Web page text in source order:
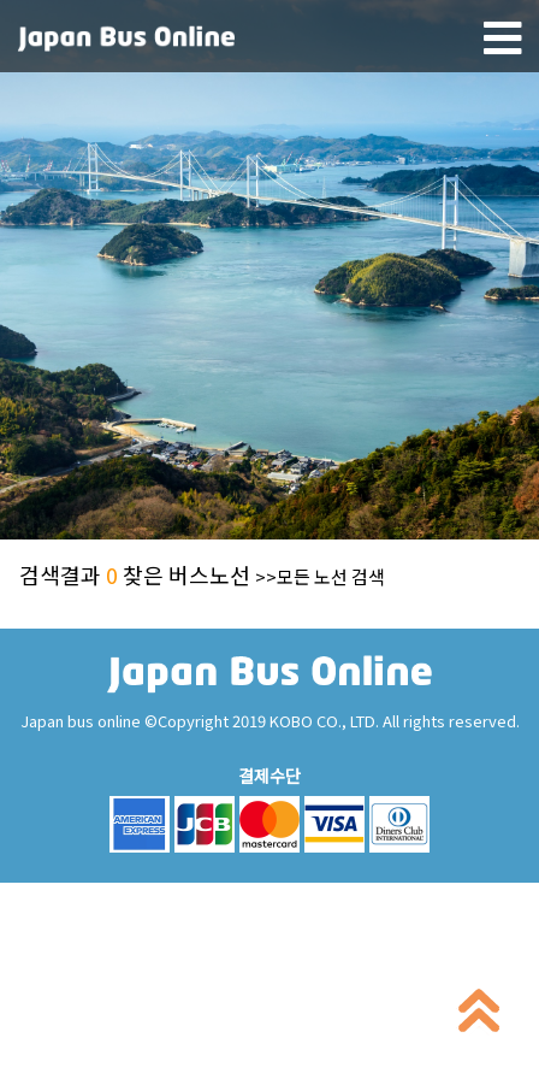
검색결과 0 찾은 버스노선 >>모든 노선 검색
Japan bus online ©Copyright 2019 KOBO CO., LTD. All rights reserved.
결제수단